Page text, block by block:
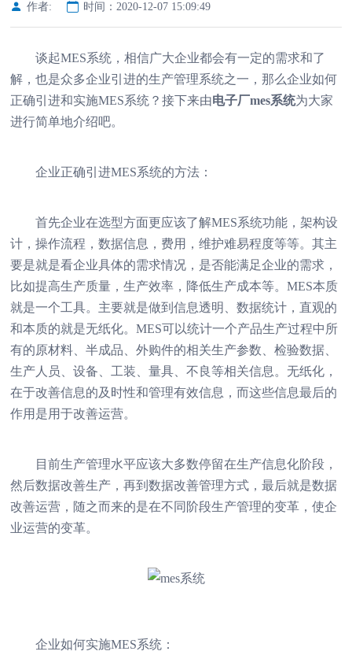
作者: 时间：2020-12-07 15:09:49
谈起MES系统，相信广大企业都会有一定的需求和了
解，也是众多企业引进的生产管理系统之一，那么企业如何
正确引进和实施MES系统？接下来由电子厂mes系统为大家
进行简单地介绍吧。
企业正确引进MES系统的方法：
首先企业在选型方面更应该了解MES系统功能，架构设
计，操作流程，数据信息，费用，维护难易程度等等。其主
要是就是看企业具体的需求情况，是否能满足企业的需求，
比如提高生产质量，生产效率，降低生产成本等。MES本质
就是一个工具。主要就是做到信息透明、数据统计，直观的
和本质的就是无纸化。MES可以统计一个产品生产过程中所
有的原材料、半成品、外购件的相关生产参数、检验数据、
生产人员、设备、工装、量具、不良等相关信息。无纸化，
在于改善信息的及时性和管理有效信息，而这些信息最后的
作用是用于改善运营。
目前生产管理水平应该大多数停留在生产信息化阶段，
然后数据改善生产，再到数据改善管理方式，最后就是数据
改善运营，随之而来的是在不同阶段生产管理的变革，使企
业运营的变革。
企业如何实施MES系统：